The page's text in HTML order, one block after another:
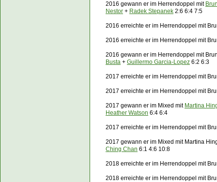
2016 gewann er im Herrendoppel mit
Nestor + Radek Stepanek 2:6 6:4 7:5
2016 erreichte er im Herrendoppel mit
2016 erreichte er im Herrendoppel mit
2016 gewann er im Herrendoppel mit
Busta + Guillermo Garcia-Lopez 6:2 6:3
2017 erreichte er im Herrendoppel mit
2017 erreichte er im Herrendoppel mit
2017 gewann er im Mixed mit Martina
Heather Watson 6:4 6:4
2017 erreichte er im Herrendoppel mit
2017 gewann er im Mixed mit Martina
Ching Chan 6:1 4:6 10:8
2018 erreichte er im Herrendoppel mit
2018 erreichte er im Herrendoppel mit